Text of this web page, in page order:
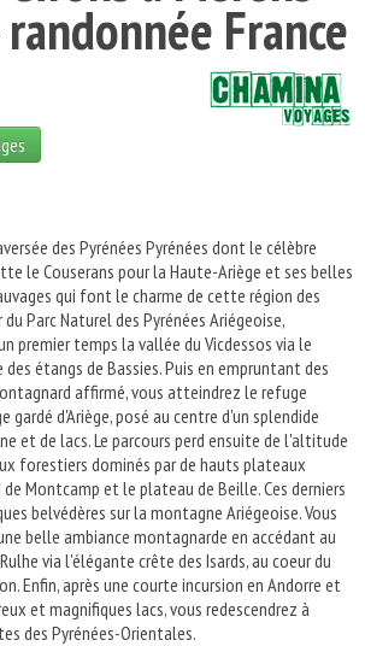
randonnée France
des Pyrénées Pyrénées dont le célèbre
le Couserans pour la Haute-Ariège et ses belles
qui font le charme de cette région des
Parc Naturel des Pyrénées Ariégeoise,
premier temps la vallée du Vicdessos via le
étangs de Bassies. Puis en empruntant des
affirmé, vous atteindrez le refuge
gardé d'Ariège, posé au centre d'un splendide
et de lacs. Le parcours perd ensuite de l'altitude
forestiers dominés par de hauts plateaux
Montcamp et le plateau de Beille. Ces derniers
belvédères sur la montagne Ariégeoise. Vous
belle ambiance montagnarde en accédant au
via l'élégante crête des Isards, au coeur du
Enfin, après une courte incursion en Andorre et
et magnifiques lacs, vous redescendrez à
des Pyrénées-Orientales.